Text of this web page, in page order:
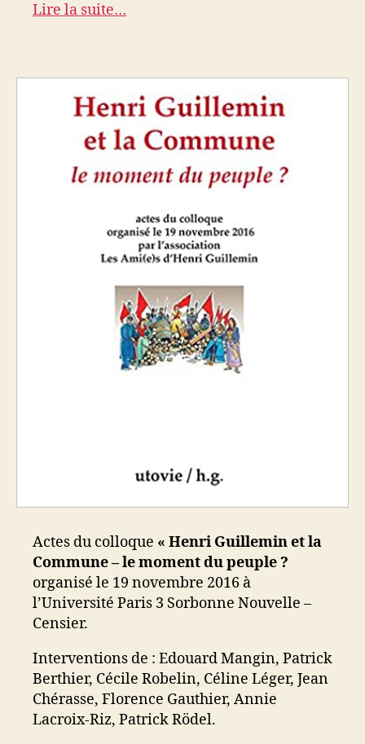
Lire la suite…
Actes du colloque « Henri Guillemin et la
Commune – le moment du peuple ?
organisé le 19 novembre 2016 à
l’Université Paris 3 Sorbonne Nouvelle –
Censier.
Interventions de : Edouard Mangin, Patrick
Berthier, Cécile Robelin, Céline Léger, Jean
Chérasse, Florence Gauthier, Annie
Lacroix-Riz, Patrick Rödel.